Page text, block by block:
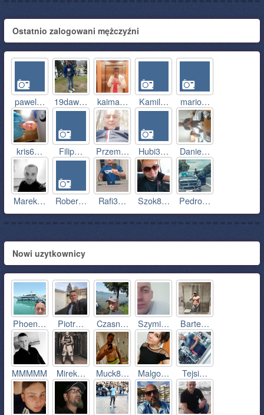
Ostatnio zalogowani mężczyźni
pawel… 19daw… kaima… Kamil… mario…
kris6… Filip… Przem… Hubi3… Danie…
Marek… Rober… Rafi3… Szok8… Pedro…
Nowi uzytkownicy
Phoen… Piotr… Czasn… Szymi… Barte…
MMMMM Mirek… Muck8… Malgo… Tejsi…